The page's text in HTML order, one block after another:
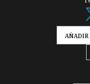
AÑADIR